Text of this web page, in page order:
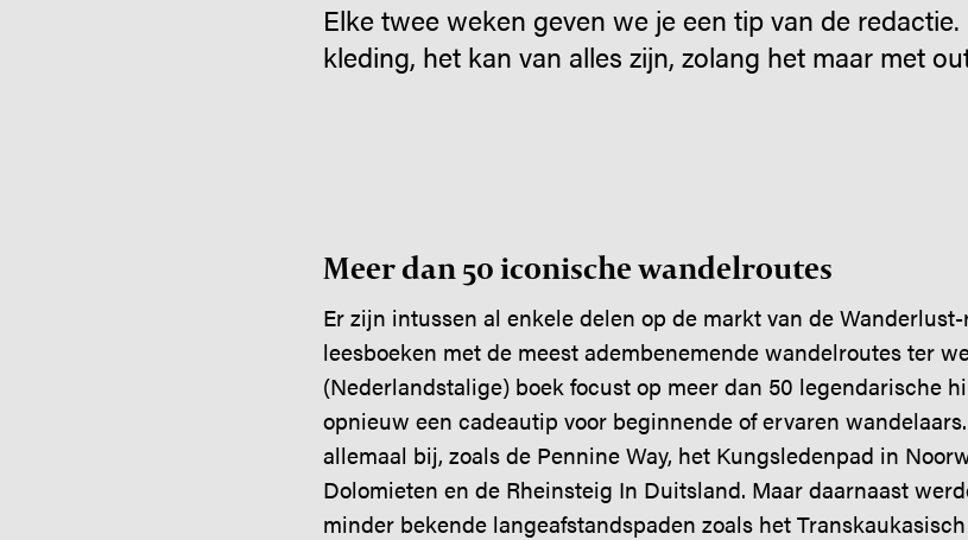
Elke twee weken geven we je een tip van de
kleding, het kan van alles zijn, zolang het maar met
Meer dan 50 iconische wandelroutes
Er zijn intussen al enkele delen op de markt van de
leesboeken met de meest adembenemende wandelroutes ter
(Nederlandstalige) boek focust op meer dan 50 legendarische
opnieuw een cadeautip voor beginnende of ervaren
allemaal bij, zoals de Pennine Way, het Kungsledenpad in
Dolomieten en de Rheinsteig In Duitsland. Maar daarnaast
minder bekende langeafstandspaden zoals het